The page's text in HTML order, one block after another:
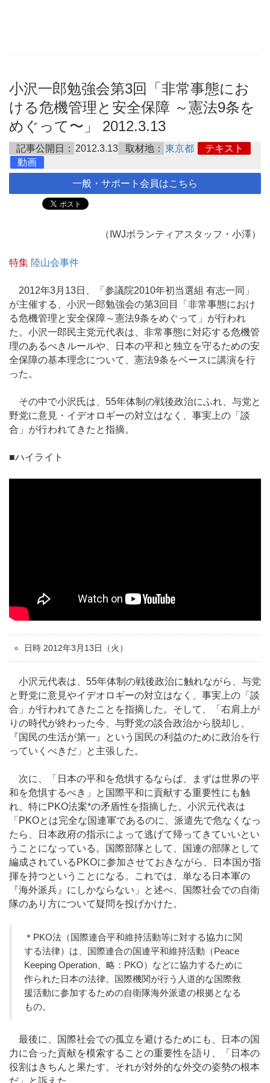
小沢一郎勉強会第3回「非常事態にお
ける危機管理と安全保障 ～憲法9条を
めぐって〜」 2012.3.13
記事公開日： 2012.3.13 取材地： 東京都
テキスト
動画
一般・サポート会員はこちら
（IWJボランティアスタッフ・小澤）
特集 陸山会事件
2012年3月13日、「参議院2010年初当選組 有志一同」
が主催する、小沢一郎勉強会の第3回目「非常事態におけ
る危機管理と安全保障～憲法9条をめぐって」が行われ
た。小沢一郎民主党元代表は、非常事態に対応する危機管
理のあるべきルールや、日本の平和と独立を守るための安
全保障の基本理念について、憲法9条をベースに講演を行
った。
その中で小沢氏は、55年体制の戦後政治にふれ、与党と
野党に意見・イデオロギーの対立はなく、事実上の「談
合」が行われてきたと指摘。
■ハイライト
日時 2012年3月13日（火）
小沢元代表は、55年体制の戦後政治に触れながら、与党
と野党に意見やイデオロギーの対立はなく、事実上の「談
合」が行われてきたことを指摘した。そして、「右肩上が
りの時代が終わった今、与野党の談合政治から脱却し、
『国民の生活が第一』という国民の利益のために政治を行
っていくべきだ」と主張した。
次に、「日本の平和を危惧するならば、まずは世界の平
和を危惧するべき」と国際平和に貢献する重要性にも触
れ、特にPKO法案*の矛盾性を指摘した。小沢元代表は
「PKOとは完全な国連軍であるのに、派遣先で危なくなっ
たら、日本政府の指示によって逃げて帰ってきていいとい
うことになっている。国際部隊として、国連の部隊として
編成されているPKOに参加させておきながら、日本国が指
揮を持つということになる。これでは、単なる日本軍の
『海外派兵』にしかならない」と述べ、国際社会での自衛
隊のあり方について疑問を投げかけた。
＊PKO法（国際連合平和維持活動等に対する協力に関
する法律）は、国際連合の国連平和維持活動（Peace
Keeping Operation、略：PKO）などに協力するために
作られた日本の法律。国際機関が行う人道的な国際救
援活動に参加するための自衛隊海外派遣の根拠となる
もの。
最後に、国際社会での孤立を避けるためにも、日本の国
力に合った貢献を模索することの重要性を語り、「日本の
役割はきちんと果たす。それが対外的な外交の姿勢の根本